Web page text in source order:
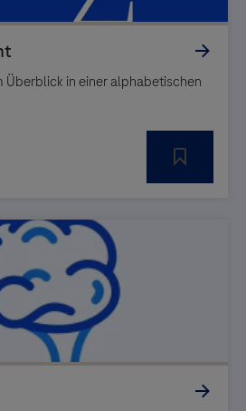
Überblick in einer alphabetischen